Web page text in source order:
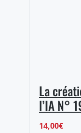
La
l’IA N°
14,00€